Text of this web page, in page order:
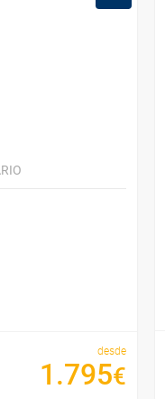
desde
1 .795€